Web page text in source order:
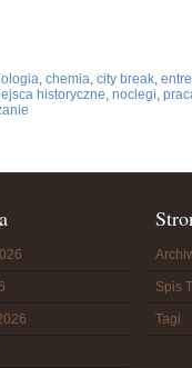
, chemia, city break,
historyczne, noclegi,
Spis
Tagi